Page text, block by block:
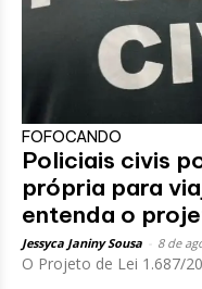
FOFOCANDO
Policiais civis
própria para
entenda o
Jessyca Janiny Sousa 8 de
O Projeto de Lei 1.687/